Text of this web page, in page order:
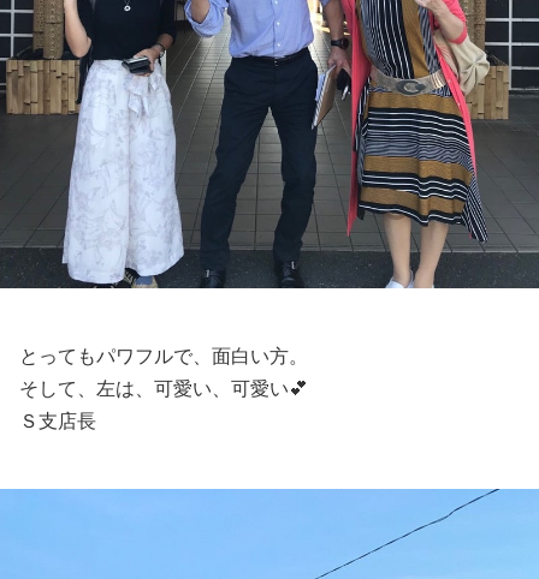
とってもパワフルで、面白い方。
そして、左は、可愛い、可愛い💕
Ｓ支店長